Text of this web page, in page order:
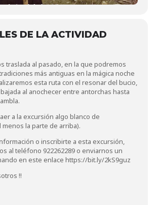
DE LA ACTIVIDAD
traslada al pasado, en la que podremos
más antiguas en la mágica noche
esta ruta con el resonar del bucio,
al anochecer entre antorchas hasta
a la excursión algo blanco de
la parte de arriba).
o inscribirte a esta excursión,
al teléfono 922262289 o enviarnos un
en este enlace https://bit.ly/2kS9guz
!!